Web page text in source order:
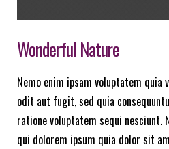
Wonderful Nature
Nemo enim ipsam voluptatem
odit aut fugit, sed quia
ratione voluptatem sequi nesciunt.
qui dolorem ipsum quia dolor sit